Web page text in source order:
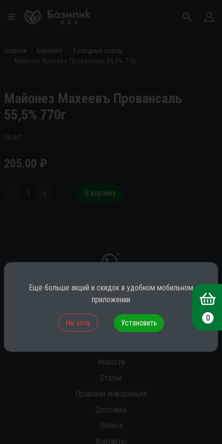
Главная Бакалея
Холодные соусы
Майонез Махеевъ Провансаль 55,5% 770г
Майонез Махеевъ Провансаль
55,5% 770г
за шт
205.00 ₽
- 1 + В корзину
*
* принадлежит компании Meta (признана экстремистской на территории
Новости
Статьи
Правовая информация
Доставка
Оплата
Контакты
0
Ещё больше акций и скидок в удобном мобильном
приложении
Не хочу Установить